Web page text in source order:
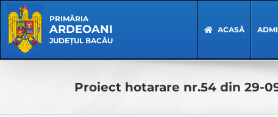
content
Navigation
PRIMĂRIA
ARDEOANI
JUDEȚUL BACĂU
ACASĂ
Proiect hotarare nr.54 din 29-